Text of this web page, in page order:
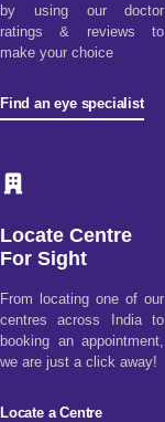
by using our doctor
ratings & reviews to
make your choice
Find an eye specialist
Locate Centre
For Sight
From locating one of our
centres across India to
booking an appointment,
we are just a click away!
Locate a Centre